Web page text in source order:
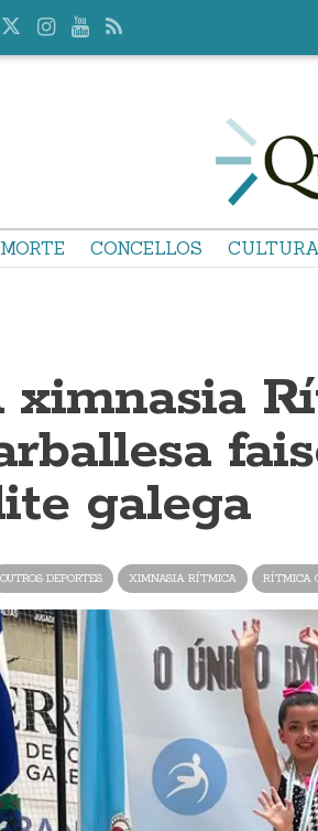
CONCELLOS CULTURA
ximnasia
galega
OUTROS DEPORTES XIMNASIA RÍTMICA RÍTMICA